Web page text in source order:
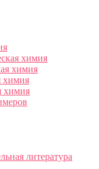
химия
химия
химия
химия
литература